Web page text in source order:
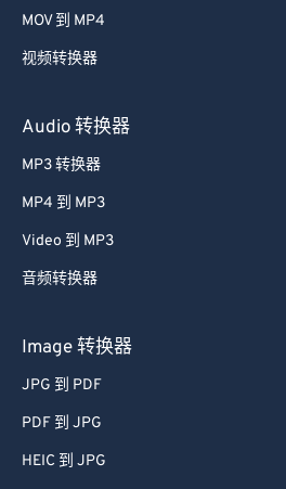
MOV 到 MP4
视频转换器
Audio 转换器
MP3 转换器
MP4 到 MP3
Video 到 MP3
音频转换器
Image 转换器
JPG 到 PDF
PDF 到 JPG
HEIC 到 JPG